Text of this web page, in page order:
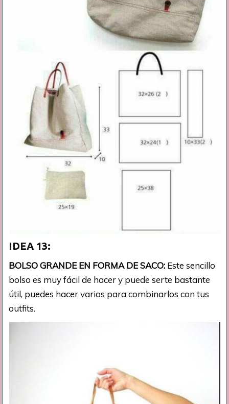
IDEA 13:
BOLSO GRANDE EN FORMA DE SACO: Este sencillo
bolso es muy fácil de hacer y puede serte bastante
útil, puedes hacer varios para combinarlos con tus
outfits.